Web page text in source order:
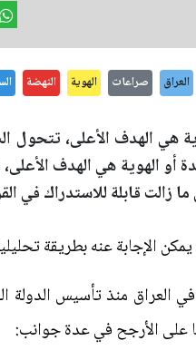
العراق صراعات الهوية النهضة
الهدف الأعلى، تتحول
أو الهوية هي الهدف
زالت قابلة للاستدراك في
الإجابة عنه بطريقة
على الأرجح في عدة جوانب: